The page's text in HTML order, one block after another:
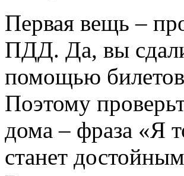
Первая вещь –
ПДД. Да, вы
помощью билетов
Поэтому
дома – фраза «Я
станет